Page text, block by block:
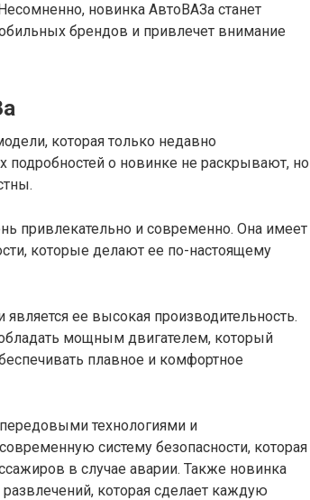
новинка АвтоВАЗа станет
брендов и привлечет внимание
которая только недавно
подробностей о новинке не раскрывают, но
привлекательно и современно. Она имеет
которые делают ее по-настоящему
ее высокая производительность.
мощным двигателем, который
плавное и комфортное
технологиями и
систему безопасности, которая
в случае аварии. Также новинка
которая сделает каждую